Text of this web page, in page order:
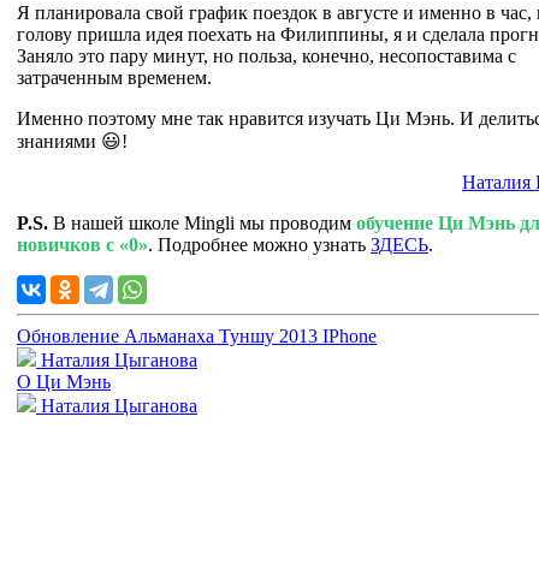
Я планировала свой график поездок в августе и именно в час,
голову пришла идея поехать на Филиппины, я и сделала
Заняло это пару минут, но польза, конечно, несопоставима с
затраченным временем.
Именно поэтому мне так нравится изучать Ци Мэнь. И
знаниями 😃!
Наталия
P.S. В нашей школе Mingli мы проводим обучение Ци Мэнь
новичков с «0». Подробнее можно узнать ЗДЕСЬ.
Обновление Альманаха Туншу 2013 IPhone
Наталия Цыганова
О Ци Мэнь
Наталия Цыганова